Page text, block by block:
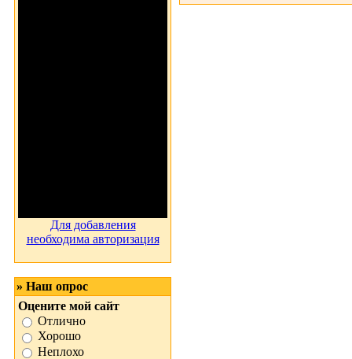
Для добавления
необходима авторизация
» Наш опрос
Оцените мой сайт
Отлично
Хорошо
Неплохо